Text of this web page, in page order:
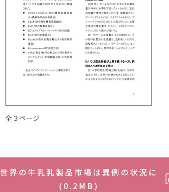
全３ページ
世界の牛乳乳製品市場は異例の状況に
(0.2MB)